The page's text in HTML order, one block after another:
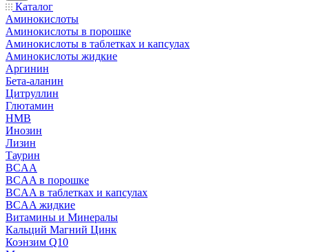
Каталог
Аминокислоты
Аминокислоты в порошке
Аминокислоты в таблетках и капсулах
Аминокислоты жидкие
Аргинин
Бета-аланин
Цитруллин
Глютамин
HMB
Инозин
Лизин
Таурин
BCAA
BCAA в порошке
BCAA в таблетках и капсулах
BCAA жидкие
Витамины и Минералы
Кальций Магний Цинк
Коэнзим Q10